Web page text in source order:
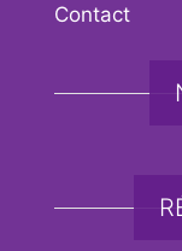
Contact